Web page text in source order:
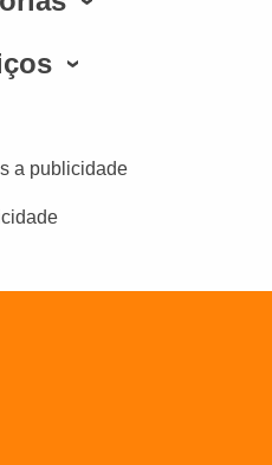
a publicidade